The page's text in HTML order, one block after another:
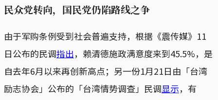
民众党转向，国民党仍陷路线之争
由于军购条例受到社会普遍支持，根据《震传媒》11
日公布的民调指出，赖清德施政满意度来到45.5%，是
自去年6月以来再创新高点；另一份1月21日由「台湾
励志协会」公布的「台湾情势调查」民调显示，有